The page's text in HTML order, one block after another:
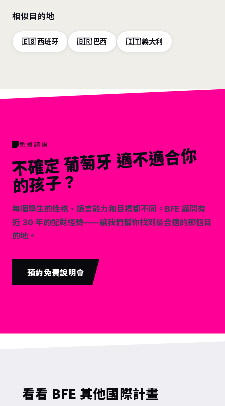
相似目的地
🇪🇸 西班牙 🇧🇷 巴西 🇮🇹 義大利
免費諮詢
不
確
定
葡
萄
牙
適
不
適
合
你
的
孩
子
？
每個學生的性格、語言能力和目標都不同。BFE 顧問有
近 30 年的配對經驗——讓我們幫你找到最合適的那個目
的地。
預約免費說明會
看看 BFE 其他國際計畫